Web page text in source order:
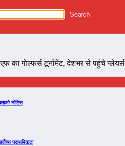
का गोल्फर्स टूर्नामेंट, देशभर से पहुंचे प्लेयर्स
नोटिस
प्राथमिकता